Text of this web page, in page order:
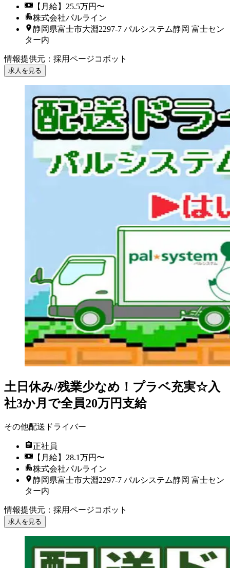
【月給】25.5万円〜
株式会社パルライン
静岡県富士市大淵2297-7 パルシステム静岡 富士セン
ター内
情報提供元 ： 採用ページコボット
求人を見る
土日休み/残業少なめ！プラベ充実☆入
社3か月で全員20万円支給
その他配送ドライバー
正社員
【月給】28.1万円〜
株式会社パルライン
静岡県富士市大淵2297-7 パルシステム静岡 富士セン
ター内
情報提供元 ： 採用ページコボット
求人を見る